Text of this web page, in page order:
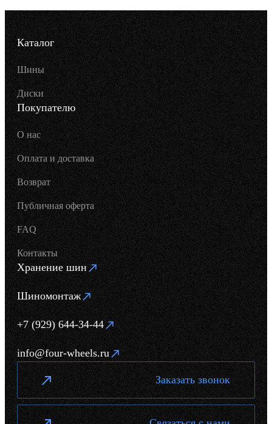
Каталог
Шины
Диски
Покупателю
О нас
Оплата и доставка
Возврат
Публичная оферта
FAQ
Контакты
Хранение шин
Шиномонтаж
+7 (929) 644-34-44
info@four-wheels.ru
Заказать звонок